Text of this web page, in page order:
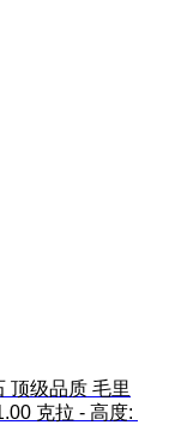
顶级品质 毛里
克拉 - 高度: